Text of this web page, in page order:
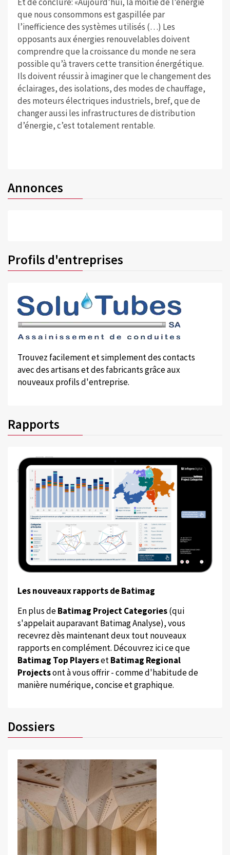
que nous consommons est gaspillée par
l’inefficience des systèmes utilisés (…) Les
opposants aux énergies renouvelables doivent
comprendre que la croissance du monde ne sera
possible qu’à travers cette transition énergétique.
Ils doivent réussir à imaginer que le changement des
éclairages, des isolations, des modes de chauffage,
des moteurs électriques industriels, bref, que de
changer aussi les infrastructures de distribution
d’énergie, c’est totalement rentable.
Annonces
Profils d'entreprises
Trouvez facilement et simplement des contacts
avec des artisans et des fabricants grâce aux
nouveaux profils d'entreprise.
Rapports
Les nouveaux rapports de Batimag
En plus deBatimag Project Categories(qui
s'appelait auparavant Batimag Analyse), vous
recevrez dès maintenant deux tout nouveaux
rapports en complément. Découvrez ici ce que
Batimag Top PlayersetBatimag Regional
Projectsont à vous offrir - comme d'habitude de
manière numérique, concise et graphique.
Dossiers